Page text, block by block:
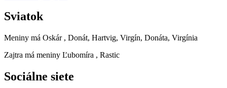
Sviatok
Meniny má Oskár , Donát, Hartvig, Virgín, Donáta, Virgínia
Zajtra má meniny Ľubomíra , Rastic
Sociálne siete